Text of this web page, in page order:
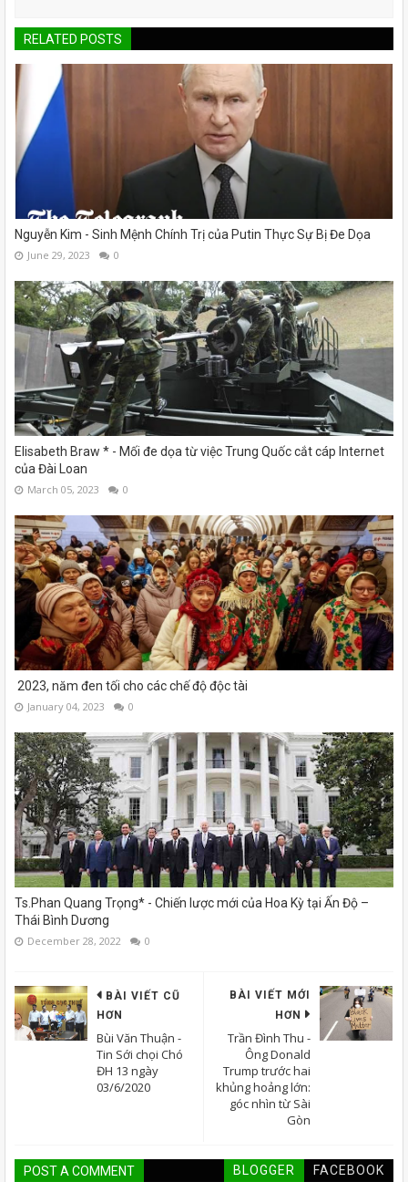
RELATED POSTS
Nguyễn Kim - Sinh Mệnh Chính Trị của Putin Thực Sự Bị Đe Dọa
June 29, 2023 0
Elisabeth Braw * - Mối đe dọa từ việc Trung Quốc cắt cáp Internet
của Đài Loan
March 05, 2023 0
2023, năm đen tối cho các chế độ độc tài
January 04, 2023 0
Ts.Phan Quang Trọng* - Chiến lược mới của Hoa Kỳ tại Ấn Độ –
Thái Bình Dương
December 28, 2022 0
BÀI VIẾT MỚI
HƠN
Trần Đình Thu -
Ông Donald
Trump trước hai
khủng hoảng lớn:
góc nhìn từ Sài
Gòn
BÀI VIẾT CŨ
HƠN
Bùi Văn Thuận -
Tin Sới chọi Chó
ĐH 13 ngày
03/6/2020
POST A COMMENT BLOGGER FACEBOOK